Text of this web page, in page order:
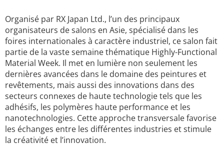
Organisé par RX Japan Ltd., l’un des principaux
organisateurs de salons en Asie, spécialisé dans les
foires internationales à caractère industriel, ce salon fait
partie de la vaste semaine thématique Highly-Functional
Material Week. Il met en lumière non seulement les
dernières avancées dans le domaine des peintures et
revêtements, mais aussi des innovations dans des
secteurs connexes de haute technologie tels que les
adhésifs, les polymères haute performance et les
nanotechnologies. Cette approche transversale favorise
les échanges entre les différentes industries et stimule
la créativité et l’innovation.